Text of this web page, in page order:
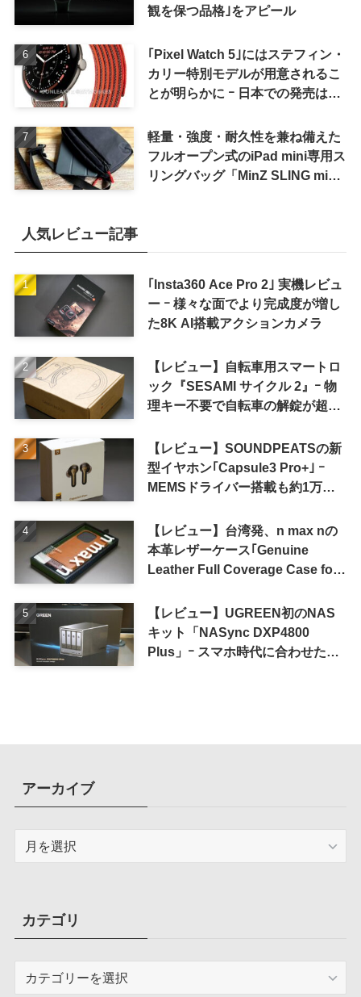
観を保つ品格｣をアピール
｢Pixel Watch 5｣にはステフィン・
カリー特別モデルが用意されるこ
とが明らかに ｰ 日本での発売は期
軽量・強度・耐久性を兼ね備えた
フルオープン式のiPad mini専用ス
リングバッグ「MinZ SLING mini
人気レビュー記事
｢Insta360 Ace Pro 2｣ 実機レビュ
ー ｰ 様々な面でより完成度が増し
た8K AI搭載アクションカメラ
【レビュー】自転車用スマートロ
ック『SESAMI サイクル 2』ｰ 物
理キー不要で自転車の解錠が超簡
【レビュー】SOUNDPEATSの新
型イヤホン｢Capsule3 Pro+｣ ｰ
MEMSドライバー搭載も約1万円
【レビュー】台湾発、n max nの
本革レザーケース｢Genuine
Leather Full Coverage Case for
【レビュー】UGREEN初のNAS
キット「NASync DXP4800
Plus」ｰ スマホ時代に合わせた設
アーカイブ
ブカテゴリ